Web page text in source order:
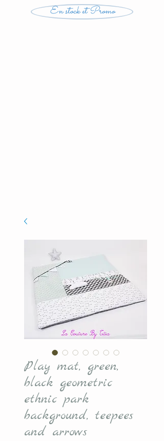
En stock et Promo
Play mat, green,
black geometric
ethnic park
background, teepees
and arrows